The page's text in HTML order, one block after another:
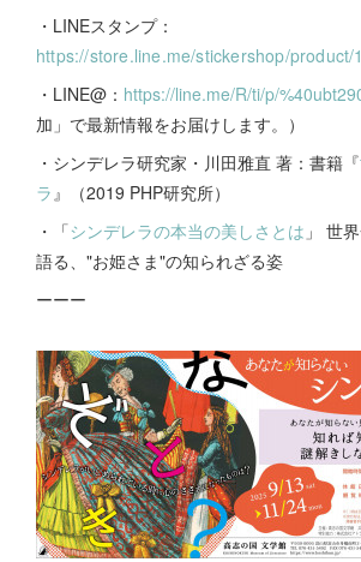
・LINEスタンプ：
https://store.line.me/stickershop/product/
・LINE@： https://line.me/R/ti/p/
加」で最新情報をお届けします。）
・シンデレラ研究家・川田雅直 著：書籍『
ラ 』（2019 PHP研究所）
・「シンデレラの本当の美しさとは 」 世
語る、"お姫さま"の知られざる姿
ーーー